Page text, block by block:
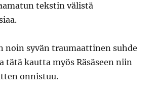
tekstin välistä
noin syvän traumaattinen suhde
tätä kautta myös Räsäseen niin
onnistuu.